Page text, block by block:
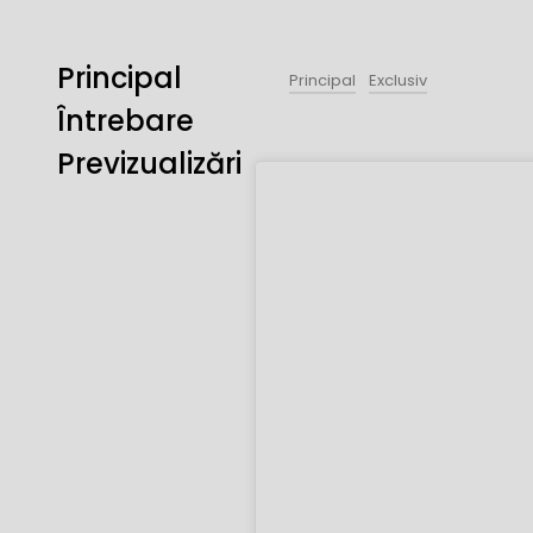
Principal
Întrebare
Previzualizări
Principal Exclusiv